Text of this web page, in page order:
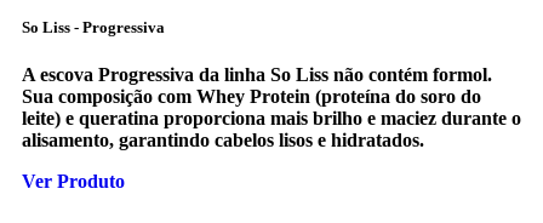
So Liss - Progressiva
A escova Progressiva da linha So Liss não contém formol.
Sua composição com Whey Protein (proteína do soro do
leite) e queratina proporciona mais brilho e maciez durante o
alisamento, garantindo cabelos lisos e hidratados.
Ver Produto